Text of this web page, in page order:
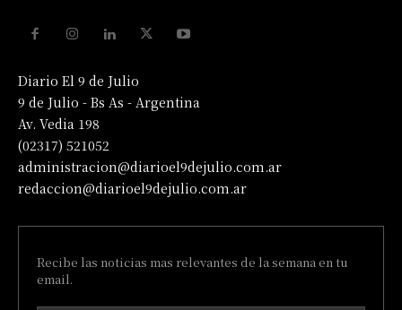
Diario El 9 de Julio
9 de Julio - Bs As - Argentina
Av. Vedia 198
(02317) 521052
administracion@diarioel9dejulio.com.ar
redaccion@diarioel9dejulio.com.ar
Recibe las noticias mas relevantes de la semana en tu
email.